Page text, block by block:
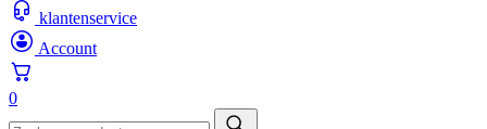
klantenservice
Account
0